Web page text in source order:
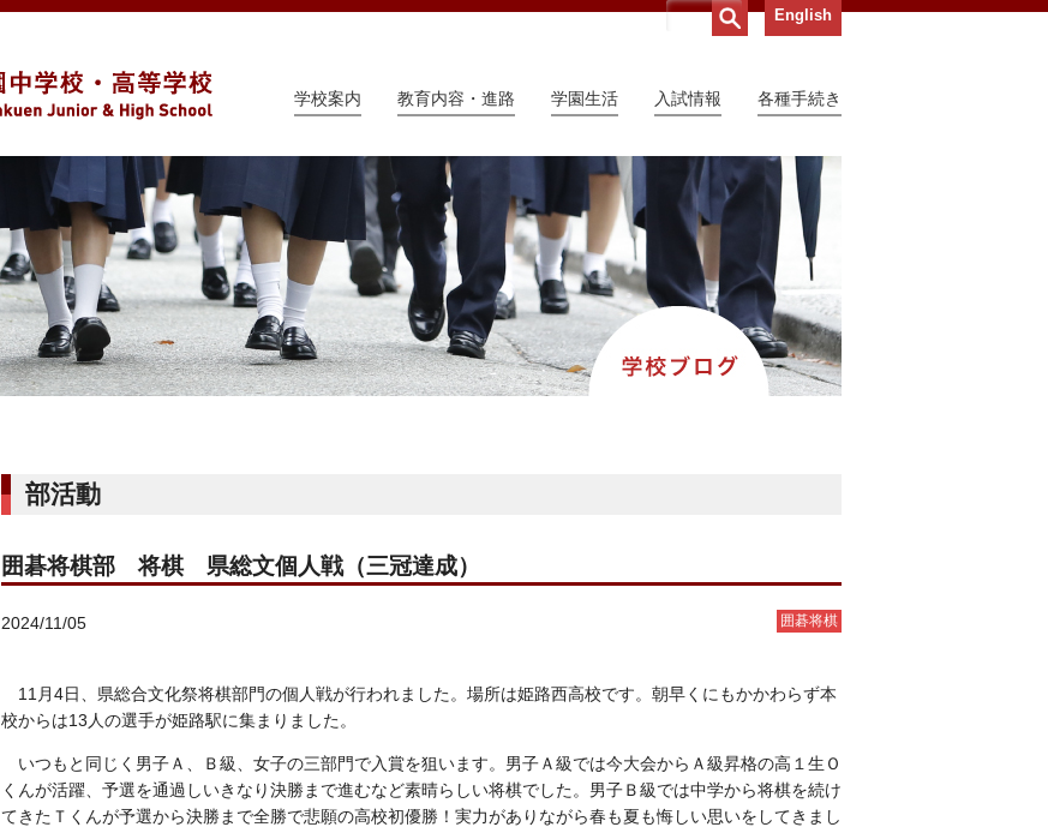
English
学校案内 教育内容・進路 学園生活 入試情報 各種手続き
部活動
囲碁将棋部 将棋 県総文個人戦（三冠達成）
2024/11/05 囲碁将棋
11月4日、県総合文化祭将棋部門の個人戦が行われました。場所は姫路西高校です。朝早くにもかかわらず本
校からは13人の選手が姫路駅に集まりました。
いつもと同じく男子Ａ、Ｂ級、女子の三部門で入賞を狙います。男子Ａ級では今大会からＡ級昇格の高１生Ｏ
くんが活躍、予選を通過しいきなり決勝まで進むなど素晴らしい将棋でした。男子Ｂ級では中学から将棋を続け
てきたＴくんが予選から決勝まで全勝で悲願の高校初優勝！実力がありながら春も夏も悔しい思いをしてきまし